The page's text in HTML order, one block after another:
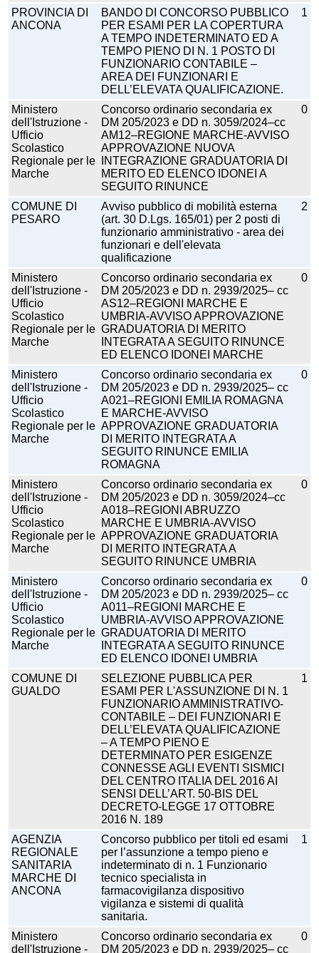
PROVINCIA DI
ANCONA
BANDO DI CONCORSO PUBBLICO
PER ESAMI PER LA COPERTURA
A TEMPO INDETERMINATO ED A
TEMPO PIENO DI N. 1 POSTO DI
FUNZIONARIO CONTABILE –
AREA DEI FUNZIONARI E
DELL’ELEVATA QUALIFICAZIONE.
1
Ministero
dell'Istruzione -
Ufficio
Scolastico
Regionale per le
Marche
Concorso ordinario secondaria ex
DM 205/2023 e DD n. 3059/2024–cc
AM12–REGIONE MARCHE-AVVISO
APPROVAZIONE NUOVA
INTEGRAZIONE GRADUATORIA DI
MERITO ED ELENCO IDONEI A
SEGUITO RINUNCE
0
COMUNE DI
PESARO
Avviso pubblico di mobilità esterna
(art. 30 D.Lgs. 165/01) per 2 posti di
funzionario amministrativo - area dei
funzionari e dell'elevata
qualificazione
2
Ministero
dell'Istruzione -
Ufficio
Scolastico
Regionale per le
Marche
Concorso ordinario secondaria ex
DM 205/2023 e DD n. 2939/2025– cc
AS12–REGIONI MARCHE E
UMBRIA-AVVISO APPROVAZIONE
GRADUATORIA DI MERITO
INTEGRATA A SEGUITO RINUNCE
ED ELENCO IDONEI MARCHE
0
Ministero
dell'Istruzione -
Ufficio
Scolastico
Regionale per le
Marche
Concorso ordinario secondaria ex
DM 205/2023 e DD n. 2939/2025– cc
A021–REGIONI EMILIA ROMAGNA
E MARCHE-AVVISO
APPROVAZIONE GRADUATORIA
DI MERITO INTEGRATA A
SEGUITO RINUNCE EMILIA
ROMAGNA
0
Ministero
dell'Istruzione -
Ufficio
Scolastico
Regionale per le
Marche
Concorso ordinario secondaria ex
DM 205/2023 e DD n. 3059/2024–cc
A018–REGIONI ABRUZZO
MARCHE E UMBRIA-AVVISO
APPROVAZIONE GRADUATORIA
DI MERITO INTEGRATA A
SEGUITO RINUNCE UMBRIA
0
Ministero
dell'Istruzione -
Ufficio
Scolastico
Regionale per le
Marche
Concorso ordinario secondaria ex
DM 205/2023 e DD n. 2939/2025– cc
A011–REGIONI MARCHE E
UMBRIA-AVVISO APPROVAZIONE
GRADUATORIA DI MERITO
INTEGRATA A SEGUITO RINUNCE
ED ELENCO IDONEI UMBRIA
0
COMUNE DI
GUALDO
SELEZIONE PUBBLICA PER
ESAMI PER L'ASSUNZIONE DI N. 1
FUNZIONARIO AMMINISTRATIVO-
CONTABILE – DEI FUNZIONARI E
DELL’ELEVATA QUALIFICAZIONE
– A TEMPO PIENO E
DETERMINATO PER ESIGENZE
CONNESSE AGLI EVENTI SISMICI
DEL CENTRO ITALIA DEL 2016 AI
SENSI DELL’ART. 50-BIS DEL
DECRETO-LEGGE 17 OTTOBRE
2016 N. 189
1
AGENZIA
REGIONALE
SANITARIA
MARCHE DI
ANCONA
Concorso pubblico per titoli ed esami
per l’assunzione a tempo pieno e
indeterminato di n. 1 Funzionario
tecnico specialista in
farmacovigilanza dispositivo
vigilanza e sistemi di qualità
sanitaria.
1
Ministero
dell'Istruzione -
Concorso ordinario secondaria ex
DM 205/2023 e DD n. 2939/2025– cc
0